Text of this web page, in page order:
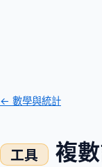
← 數學與統計
複